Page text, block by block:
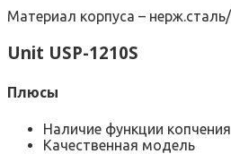
Материал корпуса – нерж.сталь/
Unit USP-1210S
Плюсы
Наличие функции копчения
Качественная модель